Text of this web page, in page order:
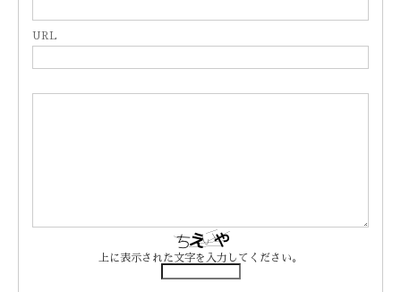
URL
上に表示された文字を入力してください。